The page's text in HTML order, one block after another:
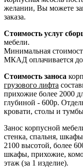
желании, Вы можете
заказа.
Стоимость услуг
мебели.
Минимальная
МКАД оплачивается
Стоимость заноса
грузового лифта
прихожие более 2000
глубиной - 600р.
кровати, столы и
Занос корпусной
стенка, спальня,
2100 высотой, более
шкафы, прихожие,
этаж (за 1 изделие).